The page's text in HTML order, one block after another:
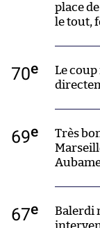
place
le tout,
70e
Le coup
69e
Très
67e
Balerdi